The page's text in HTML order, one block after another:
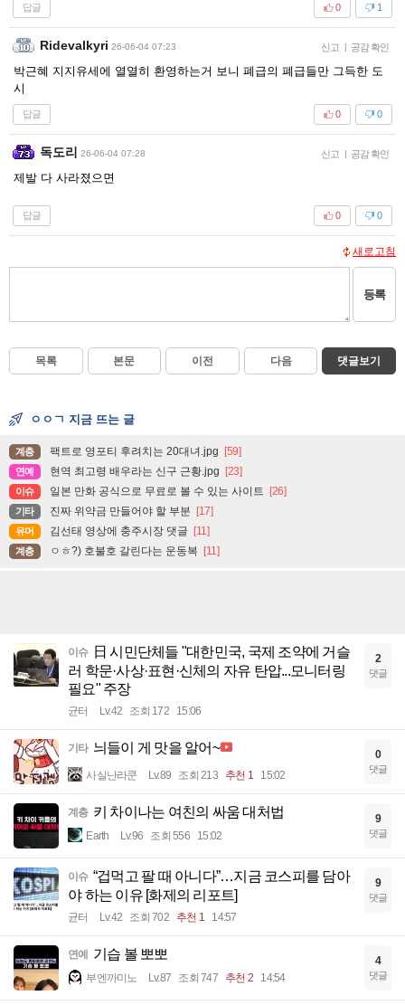
답글 1
0
Ridevalkyri 26-06-04 07:23 신고 | 공감 확인
박근혜 지지유세에 열열히 환영하는거 보니 폐급의 폐급들만 그득한 도
시
답글 0
0
독도리 26-06-04 07:28 신고 | 공감 확인
제발 다 사라졌으면
답글 0
0
새로고침
등록
목록 본문 이전 다음 댓글보기
ㅇㅇㄱ 지금 뜨는 글
계층 팩트로 영포티 후려치는 20대녀.jpg [59]
연예 현역 최고령 배우라는 신구 근황.jpg [23]
이슈 일본 만화 공식으로 무료로 볼 수 있는 사이트 [26]
기타 진짜 위약금 만들어야 할 부분 [17]
유머 김선태 영상에 충주시장 댓글 [11]
계층 ㅇㅎ?) 호불호 갈린다는 운동복 [11]
이슈
日 시민단체들 "대한민국, 국제 조약에 거슬
러 학문·사상·표현·신체의 자유 탄압...모니터링
필요" 주장
균터 Lv.42 조회 172 15:06
2
댓글
기타 늬들이 게 맛을 알어~
사실난라쿤 Lv.89 조회 213 추천 1 15:02
0
댓글
계층 키 차이나는 여친의 싸움 대처법
Earth Lv.96 조회 556 15:02
9
댓글
이슈 “겁먹고 팔 때 아니다”…지금 코스피를 담아
야 하는 이유 [화제의 리포트]
균터 Lv.42 조회 702 추천 1 14:57
9
댓글
연예 기습 볼 뽀뽀
부엔까미노 Lv.87 조회 747 추천 2 14:54
4
댓글